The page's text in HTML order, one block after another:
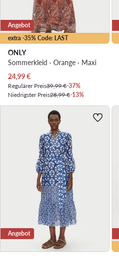
extra -35% Code: LAST
Angebot
ONLY
Sommerkleid · Orange · Maxi
Aktueller Preis
24,99€
Regulärer Preis39,99 €-37%
Niedrigster Preis28,99 €-13%
Angebot